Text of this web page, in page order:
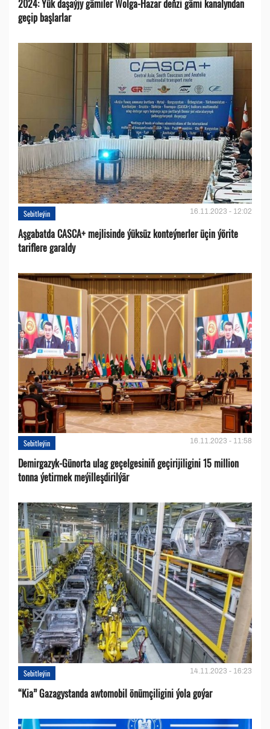
2024: Ýük daşaýjy gämiler Wolga-Hazar deňzi gämi kanalyndan
geçip başlarlar
Sebitleýin 16.11.2023 - 12:02
Aşgabatda CASCA+ mejlisinde ýüksüz konteýnerler üçin ýörite
tariflere garaldy
Sebitleýin 16.11.2023 - 11:58
Demirgazyk-Günorta ulag geçelgesiniň geçirijiligini 15 million
tonna ýetirmek meýilleşdirilýär
Sebitleýin 14.11.2023 - 16:23
“Kia” Gazagystanda awtomobil önümçiligini ýola goýar